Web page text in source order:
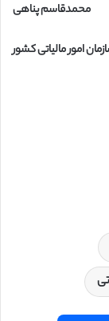
محمدقاسم پناهی
امور مالیاتی کشور